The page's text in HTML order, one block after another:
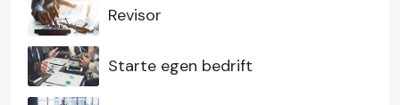
Revisor
Starte egen bedrift